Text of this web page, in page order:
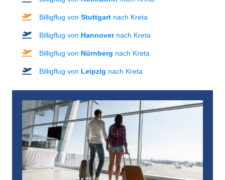
Billigflug von Stuttgart nach Kreta
Billigflug von Hannovernach Kreta
Billigflug von Nürnberg nach Kreta
Billigflug von Leipzig nach Kreta